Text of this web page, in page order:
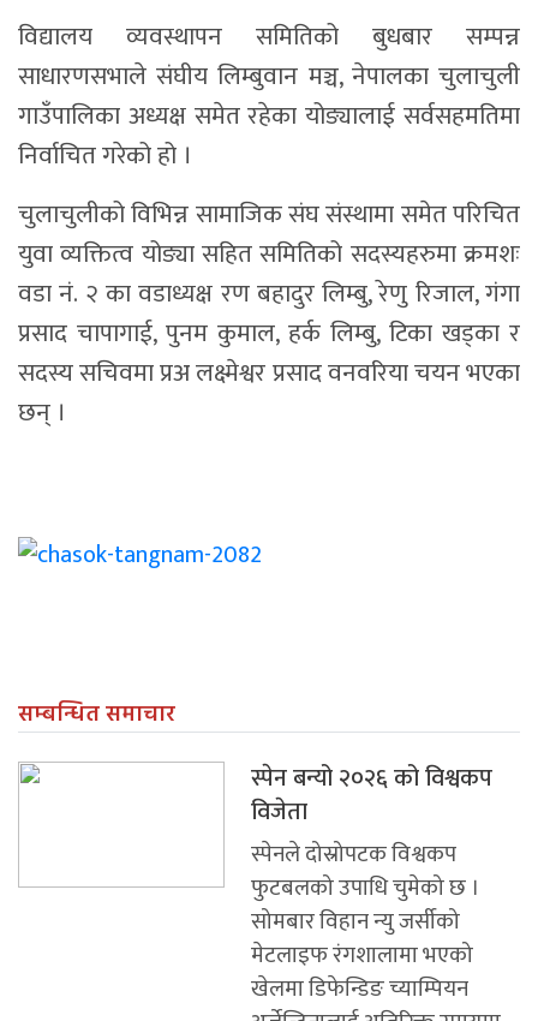
विद्यालय व्यवस्थापन समितिको बुधबार सम्पन्न
साधारणसभाले संघीय लिम्बुवान मञ्च, नेपालका चुलाचुली
गाउँपालिका अध्यक्ष समेत रहेका योङ्यालाई सर्वसहमतिमा
निर्वाचित गरेको हो ।
चुलाचुलीको विभिन्न सामाजिक संघ संस्थामा समेत परिचित
युवा व्यक्तित्व योङ्या सहित समितिको सदस्यहरुमा क्रमशः
वडा नं. २ का वडाध्यक्ष रण बहादुर लिम्बु, रेणु रिजाल, गंगा
प्रसाद चापागाई, पुनम कुमाल, हर्क लिम्बु, टिका खड्का र
सदस्य सचिवमा प्रअ लक्ष्मेश्वर प्रसाद वनवरिया चयन भएका
छन् ।
सम्बन्धित समाचार
स्पेन बन्यो २०२६ को विश्वकप
विजेता
स्पेनले दोस्रोपटक विश्वकप
फुटबलको उपाधि चुमेको छ ।
सोमबार विहान न्यु जर्सीको
मेटलाइफ रंगशालामा भएको
खेलमा डिफेन्डिङ च्याम्पियन